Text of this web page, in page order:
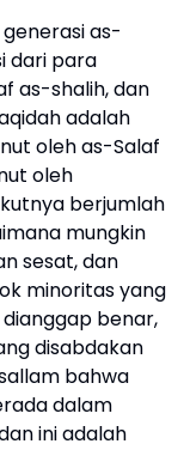
as-
dari para
as-shalih, dan
adalah
oleh as-Salaf
oleh
berjumlah
mungkin
sesat, dan
minoritas yang
benar,
disabdakan
bahwa
dalam
ini adalah